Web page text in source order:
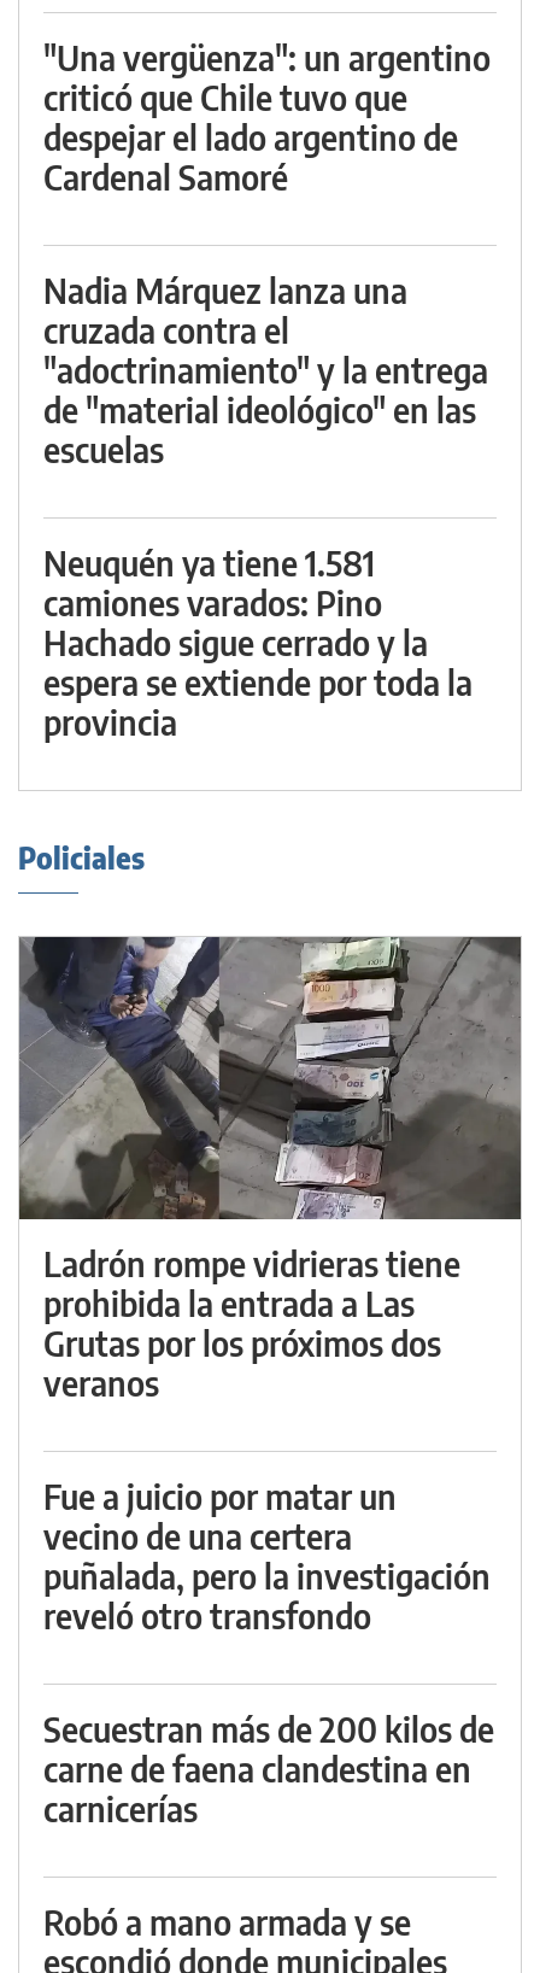
"Una vergüenza": un argentino
criticó que Chile tuvo que
despejar el lado argentino de
Cardenal Samoré
Nadia Márquez lanza una
cruzada contra el
"adoctrinamiento" y la entrega
de "material ideológico" en las
escuelas
Neuquén ya tiene 1.581
camiones varados: Pino
Hachado sigue cerrado y la
espera se extiende por toda la
provincia
Policiales
Ladrón rompe vidrieras tiene
prohibida la entrada a Las
Grutas por los próximos dos
veranos
Fue a juicio por matar un
vecino de una certera
puñalada, pero la investigación
reveló otro transfondo
Secuestran más de 200 kilos de
carne de faena clandestina en
carnicerías
Robó a mano armada y se
escondió donde municipales